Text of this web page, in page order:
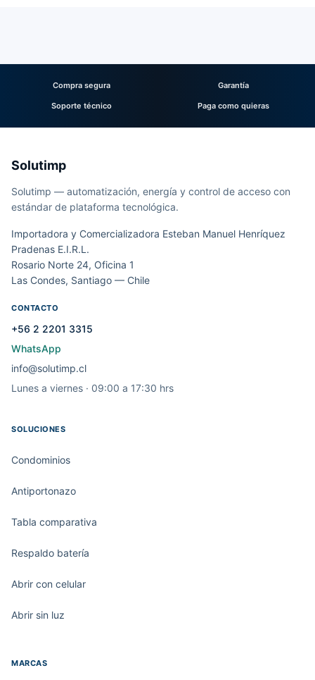
Compra segura Garantía
Soporte técnico Paga como quieras
Solutimp
Solutimp — automatización, energía y control de acceso con
estándar de plataforma tecnológica.
Importadora y Comercializadora Esteban Manuel Henríquez
Pradenas E.I.R.L.
Rosario Norte 24, Oficina 1
Las Condes, Santiago — Chile
CONTACTO
+56 2 2201 3315
WhatsApp
info@solutimp.cl
Lunes a viernes · 09:00 a 17:30 hrs
SOLUCIONES
Condominios
Antiportonazo
Tabla comparativa
Respaldo batería
Abrir con celular
Abrir sin luz
MARCAS